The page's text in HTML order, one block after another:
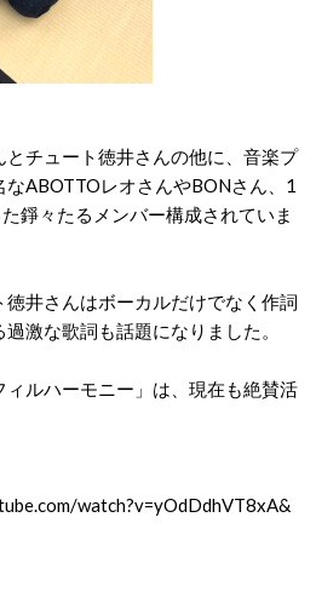
とチュート徳井さんの他に、音楽プ
ABOTTOレオさんやBONさん、1
錚々たるメンバー構成されていま
徳井さんはボーカルだけでなく作詞
激な歌詞も話題になりました。
ルハーモニー」は、現在も絶賛活
watch?v=yOdDdhVT8xA&